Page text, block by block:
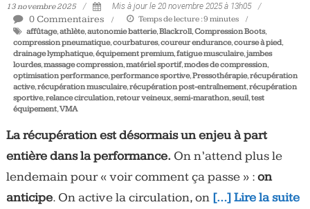
13 novembre 2025 Mis à jour le 20 novembre 2025 à 13h05
0 Commentaires Temps de lecture :9 minutes
affûtage,athlète,autonomie batterie,Blackroll,Compression Boots,
compression pneumatique,courbatures,coureur endurance,course à pied,
drainage lymphatique,équipement premium,fatigue musculaire,jambes
lourdes,massage compression,matériel sportif,modes de compression,
optimisation performance,performance sportive,Pressothérapie,récupération
active,récupération musculaire,récupération post-entraînement,récupération
sportive,relance circulation,retour veineux,semi-marathon,seuil,test
équipement,VMA
La récupération est désormais un enjeu à part
entière dans la performance. On n’attend plus le
lendemain pour « voir comment ça passe » :on
anticipe. On active la circulation, on […] Lire la suite